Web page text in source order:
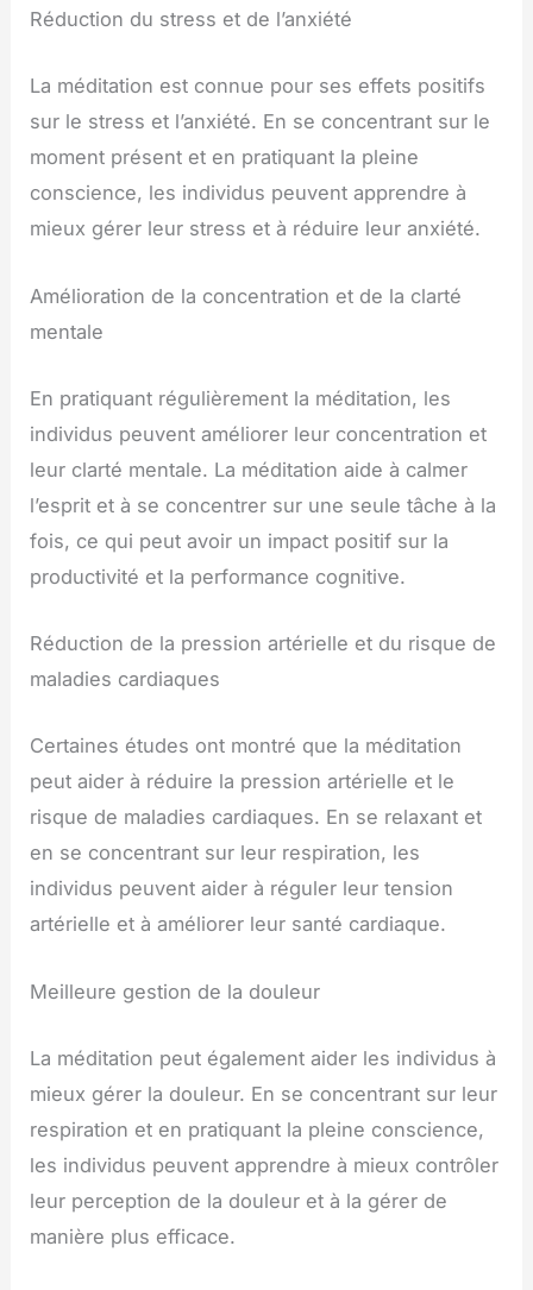
Réduction du stress et de l’anxiété
La méditation est connue pour ses effets positifs
sur le stress et l’anxiété. En se concentrant sur le
moment présent et en pratiquant la pleine
conscience, les individus peuvent apprendre à
mieux gérer leur stress et à réduire leur anxiété.
Amélioration de la concentration et de la clarté
mentale
En pratiquant régulièrement la méditation, les
individus peuvent améliorer leur concentration et
leur clarté mentale. La méditation aide à calmer
l’esprit et à se concentrer sur une seule tâche à la
fois, ce qui peut avoir un impact positif sur la
productivité et la performance cognitive.
Réduction de la pression artérielle et du risque de
maladies cardiaques
Certaines études ont montré que la méditation
peut aider à réduire la pression artérielle et le
risque de maladies cardiaques. En se relaxant et
en se concentrant sur leur respiration, les
individus peuvent aider à réguler leur tension
artérielle et à améliorer leur santé cardiaque.
Meilleure gestion de la douleur
La méditation peut également aider les individus à
mieux gérer la douleur. En se concentrant sur leur
respiration et en pratiquant la pleine conscience,
les individus peuvent apprendre à mieux contrôler
leur perception de la douleur et à la gérer de
manière plus efficace.